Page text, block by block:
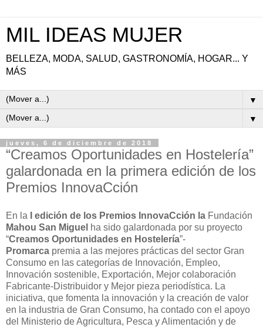
MIL IDEAS MUJER
BELLEZA, MODA, SALUD, GASTRONOMÍA, HOGAR... Y
MÁS
▼
▼
jueves, 6 de diciembre de 2018
“Creamos Oportunidades en Hostelería”
galardonada en la primera edición de los
Premios InnovaCción
En la I edición de los Premios InnovaCción la Fundación
Mahou San Miguel ha sido galardonada por su proyecto
“Creamos Oportunidades en Hostelería”-
Promarca premia a las mejores prácticas del sector Gran
Consumo en las categorías de Innovación, Empleo,
Innovación sostenible, Exportación, Mejor colaboración
Fabricante-Distribuidor y Mejor pieza periodística. La
iniciativa, que fomenta la innovación y la creación de valor
en la industria de Gran Consumo, ha contado con el apoyo
del Ministerio de Agricultura, Pesca y Alimentación y de